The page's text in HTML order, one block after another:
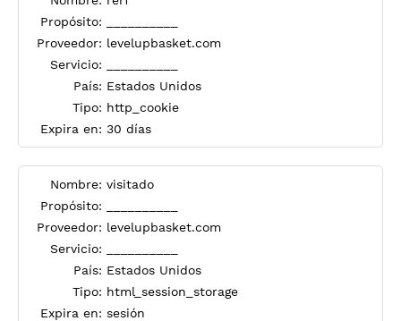
Propósito:
Proveedor: levelupbasket.com
Servicio:
País: Estados Unidos
Tipo: http_cookie
Expira en: 30 días
Nombre: visitado
Propósito:
Proveedor: levelupbasket.com
Servicio:
País: Estados Unidos
Tipo: html_session_storage
Expira en: sesión